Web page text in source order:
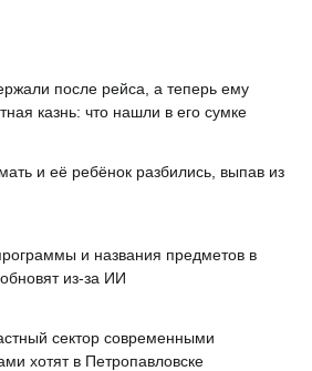
после рейса, а теперь ему
казнь: что нашли в его сумке
и её ребёнок разбились, выпав из
и названия предметов в
из-за ИИ
сектор современными
хотят в Петропавловске